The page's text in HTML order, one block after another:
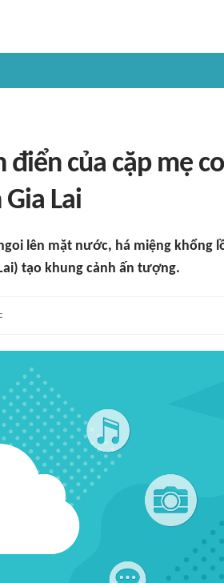
của cặp mẹ
Lai
lên mặt nước, há miệng khổng
tạo khung cảnh ấn tượng.